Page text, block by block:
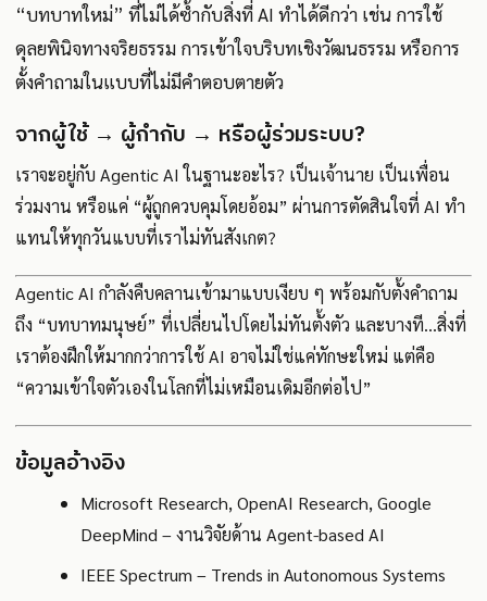
“บทบาทใหม่” ที่ไม่ได้ซ้ำกับสิ่งที่ AI ทำได้ดีกว่า เช่น การใช้
ดุลยพินิจทางจริยธรรม การเข้าใจบริบทเชิงวัฒนธรรม หรือการ
ตั้งคำถามในแบบที่ไม่มีคำตอบตายตัว
จากผู้ใช้ → ผู้กำกับ → หรือผู้ร่วมระบบ?
เราจะอยู่กับ Agentic AI ในฐานะอะไร? เป็นเจ้านาย เป็นเพื่อน
ร่วมงาน หรือแค่ “ผู้ถูกควบคุมโดยอ้อม” ผ่านการตัดสินใจที่ AI ทำ
แทนให้ทุกวันแบบที่เราไม่ทันสังเกต?
Agentic AI กำลังคืบคลานเข้ามาแบบเงียบ ๆ พร้อมกับตั้งคำถาม
ถึง “บทบาทมนุษย์” ที่เปลี่ยนไปโดยไม่ทันตั้งตัว และบางที…สิ่งที่
เราต้องฝึกให้มากกว่าการใช้ AI อาจไม่ใช่แค่ทักษะใหม่ แต่คือ
“ความเข้าใจตัวเองในโลกที่ไม่เหมือนเดิมอีกต่อไป”
ข้อมูลอ้างอิง
Microsoft Research, OpenAI Research, Google
DeepMind – งานวิจัยด้าน Agent-based AI
IEEE Spectrum – Trends in Autonomous Systems